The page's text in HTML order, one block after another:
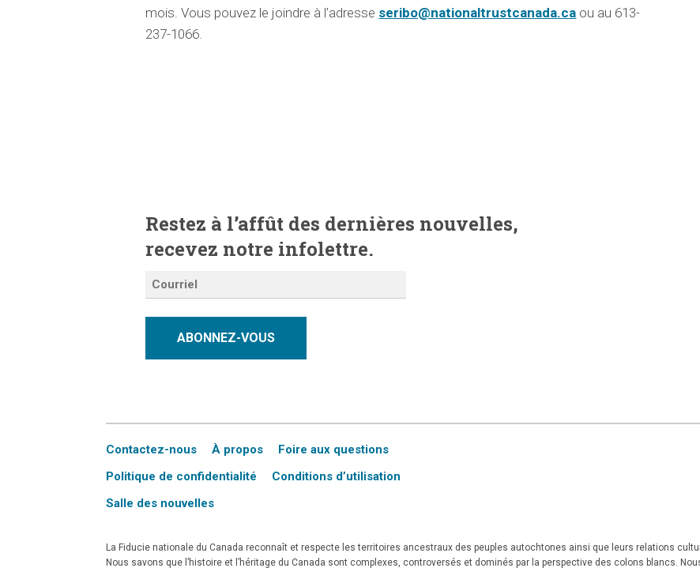
mois. Vous pouvez le joindre à l’adresse seribo@nationaltrustcanada.ca ou au 613-
237-1066.
Restez à l’affût des dernières nouvelles,
recevez notre infolettre.
ABONNEZ-VOUS
Contactez-nous À propos
Foire aux questions
Politique de confidentialité
Conditions d’utilisation
Salle des nouvelles
La Fiducie nationale du Canada reconnaît et respecte les territoires ancestraux des peuples autochtones ainsi que leurs relations
Nous savons que l’histoire et l’héritage du Canada sont complexes, controversés et dominés par la perspective des colons blancs.